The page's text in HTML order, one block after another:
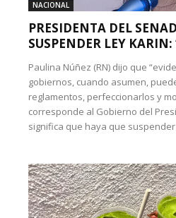
NACIONAL
PRESIDENTA DEL
SUSPENDER LEY
Paulina Núñez (RN) dijo que
gobiernos, cuando asumen,
reglamentos, perfeccionarlos y
corresponde al Gobierno del
significa que haya que suspender